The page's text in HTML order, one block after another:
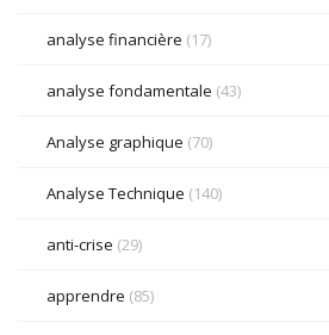
analyse financière (17)
analyse fondamentale (43)
Analyse graphique (70)
Analyse Technique (140)
anti-crise (29)
apprendre (85)